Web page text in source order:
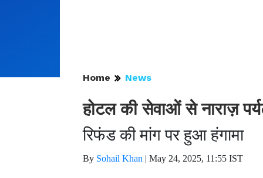
Home News
होटल की सेवाओं से नाराज़
रिफंड की मांग पर हुआ हंगामा
By Sohail Khan | May 24, 2025, 11:55 IST